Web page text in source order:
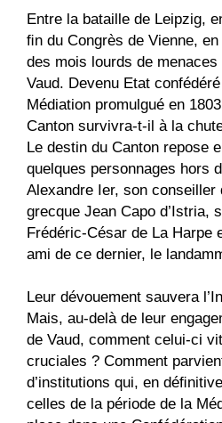
Entre la bataille de Leipzig,
ﬁn du Congrès de Vienne,
des mois lourds de
Vaud. Devenu Etat
Médiation promulgué en
Canton survivra-t-il à la
Le destin du Canton repose
quelques personnages hors
Alexandre Ier, son conseiller
grecque Jean Capo d’Istria,
Frédéric-César de La Harpe
ami de ce dernier, le
Leur dévouement sauvera
Mais, au-delà de leur
de Vaud, comment celui-ci
cruciales ? Comment
d’institutions qui, en
celles de la période de la